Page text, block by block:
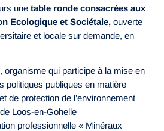
une table ronde consacrées aux
Ecologique et Sociétale, ouverte
et locale sur demande, en
organisme qui participe à la mise en
politiques publiques en matière
de protection de l’environnement
Loos-en-Gohelle
professionnelle « Minéraux